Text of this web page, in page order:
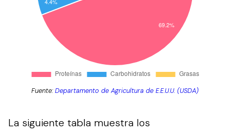
Fuente:Departamento de Agricultura de E.E.U.U. (USDA)
La siguiente tabla muestra los